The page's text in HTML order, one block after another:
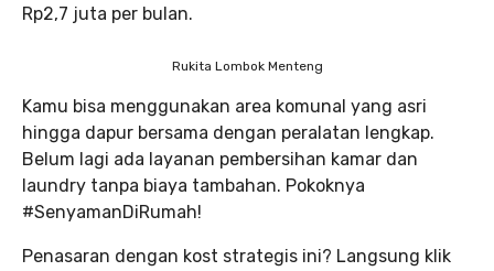
Rp2,7 juta per bulan.
Rukita Lombok Menteng
Kamu bisa menggunakan area komunal yang asri
hingga dapur bersama dengan peralatan lengkap.
Belum lagi ada layanan pembersihan kamar dan
laundry tanpa biaya tambahan. Pokoknya
#SenyamanDiRumah!
Penasaran dengan kost strategis ini? Langsung klik